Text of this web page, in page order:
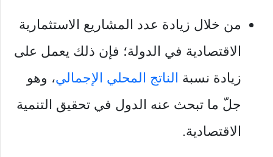
من خلال زيادة عدد المشاريع الاستثمارية
الاقتصادية في الدولة؛ فإن ذلك يعمل على
زيادة نسبة الناتج المحلي الإجمالي، وهو
جلّ ما تبحث عنه الدول في تحقيق التنمية
الاقتصادية.